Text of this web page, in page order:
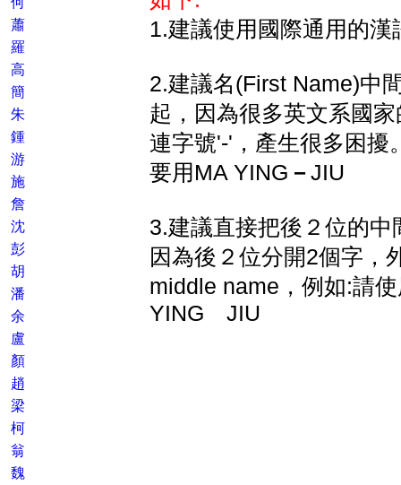
蕭
羅
高
簡
朱
鍾
游
施
詹
沈
彭
胡
潘
余
盧
顏
趙
梁
柯
翁
魏
1.建議使用國際通用的漢
2.建議名(First Name)中
起，因為很多英文系國
連字號'-'，產生很多困擾
要用MA YING －JIU
3.建議直接把後２位的
因為後２位分開2個字，
middle name，例如:請
YING JIU